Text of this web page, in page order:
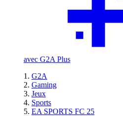
avec G2A Plus
G2A
Gaming
Jeux
Sports
EA SPORTS FC 25